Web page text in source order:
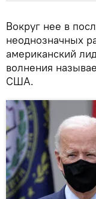
Вокруг нее в
неоднозначных
американский
волнения
США.